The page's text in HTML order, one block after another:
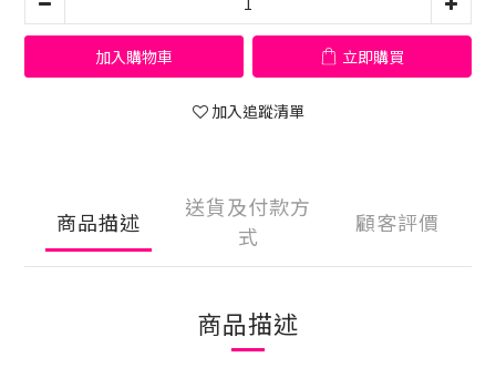
加入購物車 立即購買
加入追蹤清單
商品描述
送貨及付款方
式
顧客評價
商品描述